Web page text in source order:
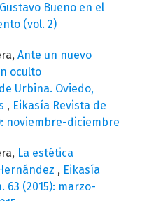
Bueno en el
(vol. 2)
Ante un nuevo
oculto
Urbina. Oviedo,
, Eikasía Revista de
noviembre-diciembre
La estética
, Eikasía
63 (2015): marzo-